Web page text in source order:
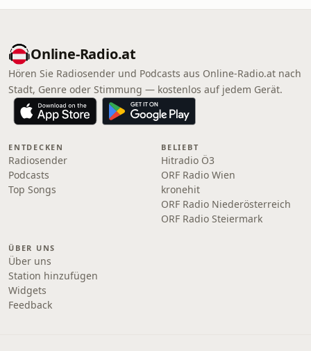
Online‑Radio.at
Hören Sie Radiosender und Podcasts aus Online‑Radio.at nach
Stadt, Genre oder Stimmung — kostenlos auf jedem Gerät.
ENTDECKEN
Radiosender
Podcasts
Top Songs
BELIEBT
Hitradio Ö3
ORF Radio Wien
kronehit
ORF Radio Niederösterreich
ORF Radio Steiermark
ÜBER UNS
Über uns
Station hinzufügen
Widgets
Feedback